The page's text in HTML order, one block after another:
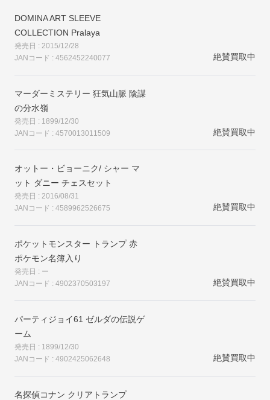
DOMINA ART SLEEVE
COLLECTION Pralaya
発売日 : 2015/12/28
JANコード : 4562452240077
絶賛買取中
マーダーミステリー 狂気山脈 陰謀
の分水嶺
発売日 : 1899/12/30
JANコード : 4570013011509
絶賛買取中
オットー・ビョーニク/ シャー マ
ット ダニー チェスセット
発売日 : 2016/08/31
JANコード : 4589962526675
絶賛買取中
ポケットモンスター トランプ 赤
ポケモン名簿入り
発売日 : ー
JANコード : 4902370503197
絶賛買取中
パーティジョイ61 ゼルダの伝説ゲ
ーム
発売日 : 1899/12/30
JANコード : 4902425062648
絶賛買取中
名探偵コナン クリアトランプ